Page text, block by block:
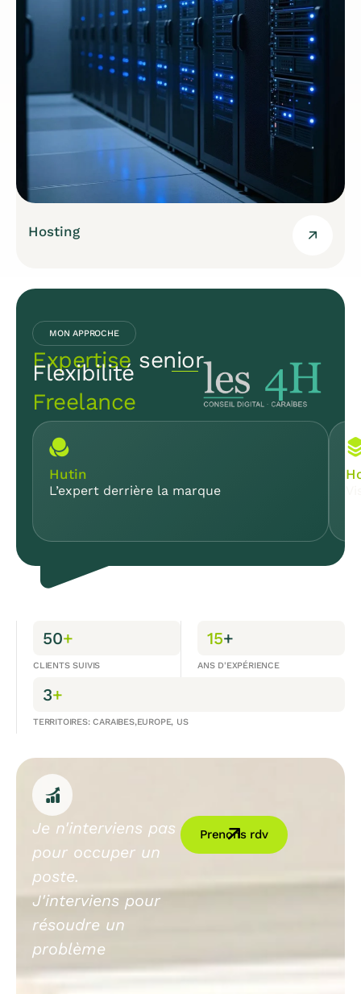
Hosting
MON APPROCHE
Expertise senior
Flexibilité
Freelance
Hutin
L’expert derrière la marque
50+
CLIENTS SUIVIS
15+
ANS D'EXPÉRIENCE
3+
TERRITOIRES: CARAIBES,EUROPE, US
Je n'interviens pas
pour occuper un
poste.
J'interviens pour
résoudre un
problème
Prenons rdv